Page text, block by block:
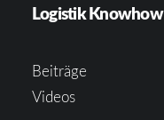
Logistik Knowhow
Beiträge
Videos